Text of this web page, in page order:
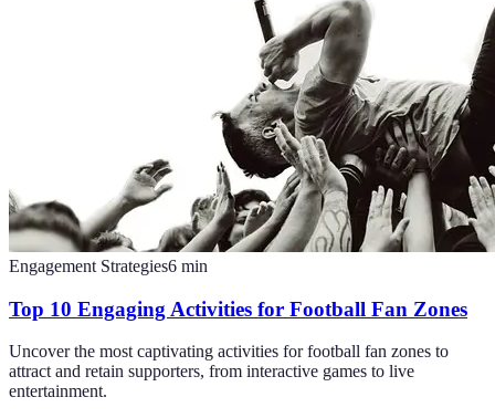
Engagement Strategies6 min
Top 10 Engaging Activities for Football Fan Zones
Uncover the most captivating activities for football fan zones to
attract and retain supporters, from interactive games to live
entertainment.